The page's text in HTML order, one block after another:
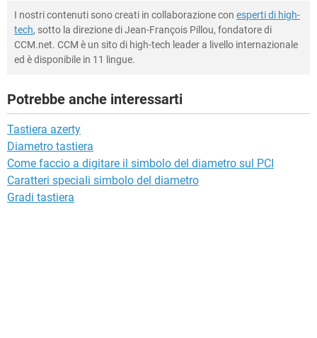
I nostri contenuti sono creati in collaborazione con esperti di high-
tech, sotto la direzione di Jean-François Pillou, fondatore di
CCM.net. CCM è un sito di high-tech leader a livello internazionale
ed è disponibile in 11 lingue.
Potrebbe anche interessarti
Tastiera azerty
Diametro tastiera
Come faccio a digitare il simbolo del diametro sul PCI
Caratteri speciali simbolo del diametro
Gradi tastiera